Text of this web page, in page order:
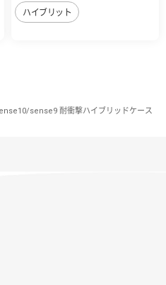
ハイブリット
sense9 耐衝撃ハイブリッドケース